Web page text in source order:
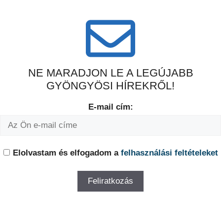
NE MARADJON LE A LEGÚJABB
GYÖNGYÖSI HÍREKRŐL!
E-mail cím:
Elolvastam és elfogadom a felhasználási feltételeket